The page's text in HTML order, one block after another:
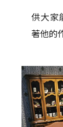
供大家
著他的